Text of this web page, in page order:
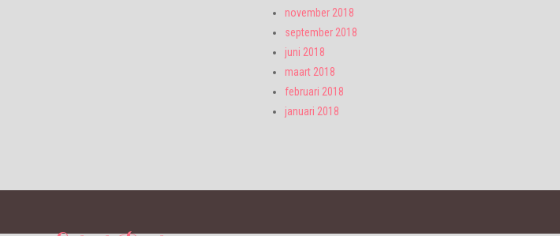
november 2018
september 2018
juni 2018
maart 2018
februari 2018
januari 2018